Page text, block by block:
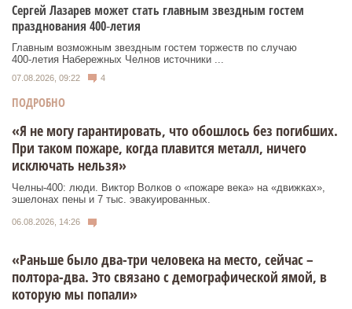
Сергей Лазарев может стать главным звездным гостем
празднования 400‑летия
Главным возможным звездным гостем торжеств по случаю
400‑летия Набережных Челнов источники ...
07.08.2026, 09:22 4
ПОДРОБНО
«Я не могу гарантировать, что обошлось без погибших.
При таком пожаре, когда плавится металл, ничего
исключать нельзя»
Челны-400: люди. Виктор Волков о «пожаре века» на «движках»,
эшелонах пены и 7 тыс. эвакуированных.
06.08.2026, 14:26
«Раньше было два-три человека на место, сейчас –
полтора-два. Это связано с демографической ямой, в
которую мы попали»